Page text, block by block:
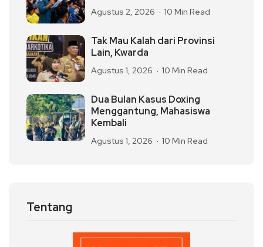
Agustus 2, 2026 10 Min Read
Tak Mau Kalah dari Provinsi
Lain, Kwarda
Agustus 1, 2026 10 Min Read
Dua Bulan Kasus Doxing
Menggantung, Mahasiswa
Kembali
Agustus 1, 2026 10 Min Read
Tentang